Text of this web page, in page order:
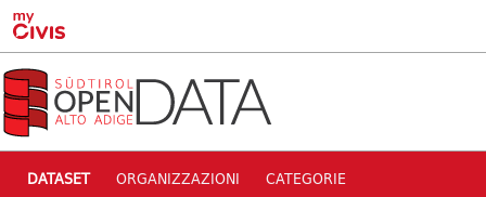
Skip to main content
DATASET ORGANIZZAZIONI CATEGORIE